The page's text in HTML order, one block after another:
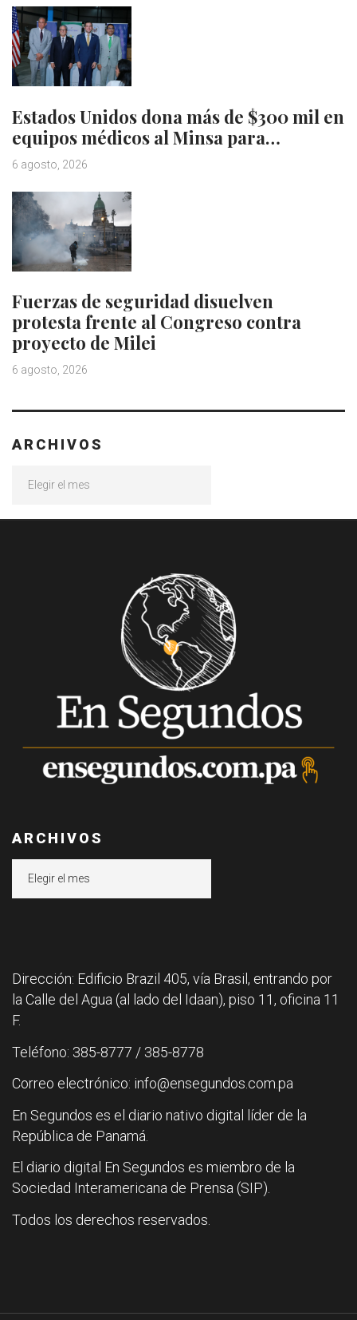
Estados Unidos dona más de $300 mil en
equipos médicos al Minsa para…
6 agosto, 2026
Fuerzas de seguridad disuelven
protesta frente al Congreso contra
proyecto de Milei
6 agosto, 2026
ARCHIVOS
ARCHIVOS
Dirección: Edificio Brazil 405, vía Brasil, entrando por
la Calle del Agua (al lado del Idaan), piso 11, oficina 11
F.
Teléfono: 385-8777 / 385-8778
Correo electrónico: info@ensegundos.com.pa
En Segundos es el diario nativo digital líder de la
República de Panamá.
El diario digital En Segundos es miembro de la
Sociedad Interamericana de Prensa (SIP).
Todos los derechos reservados.